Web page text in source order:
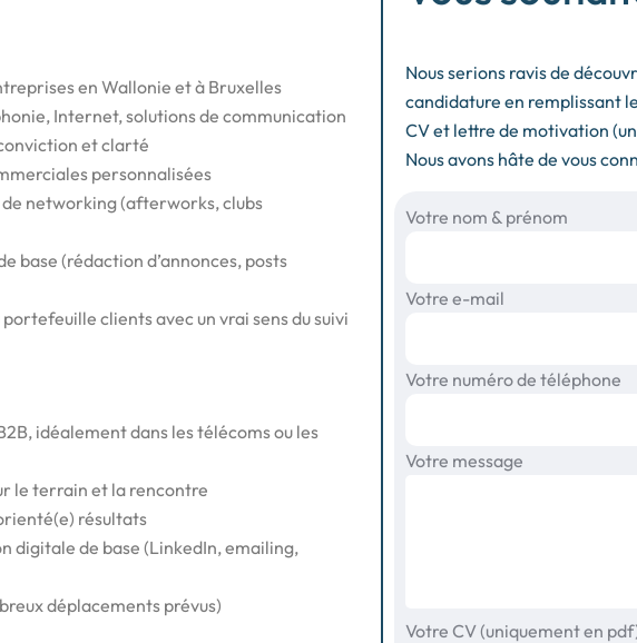
en Wallonie et à Bruxelles
Internet, solutions de communication
et clarté
personnalisées
networking (afterworks, clubs
base (rédaction d’annonces, posts
clients avec un vrai sens du suivi
idéalement dans les télécoms ou les
le terrain et la rencontre
résultats
digitale de base (LinkedIn, emailing,
déplacements prévus)
Nous serions ravis de
candidature en remplissant
CV et lettre de motivation
Nous avons hâte de vous
Votre nom & prénom
Votre e-mail
Votre numéro de téléphone
Votre message
Votre CV (uniquement en